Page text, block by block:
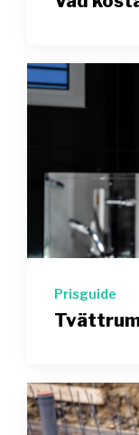
Prisguide